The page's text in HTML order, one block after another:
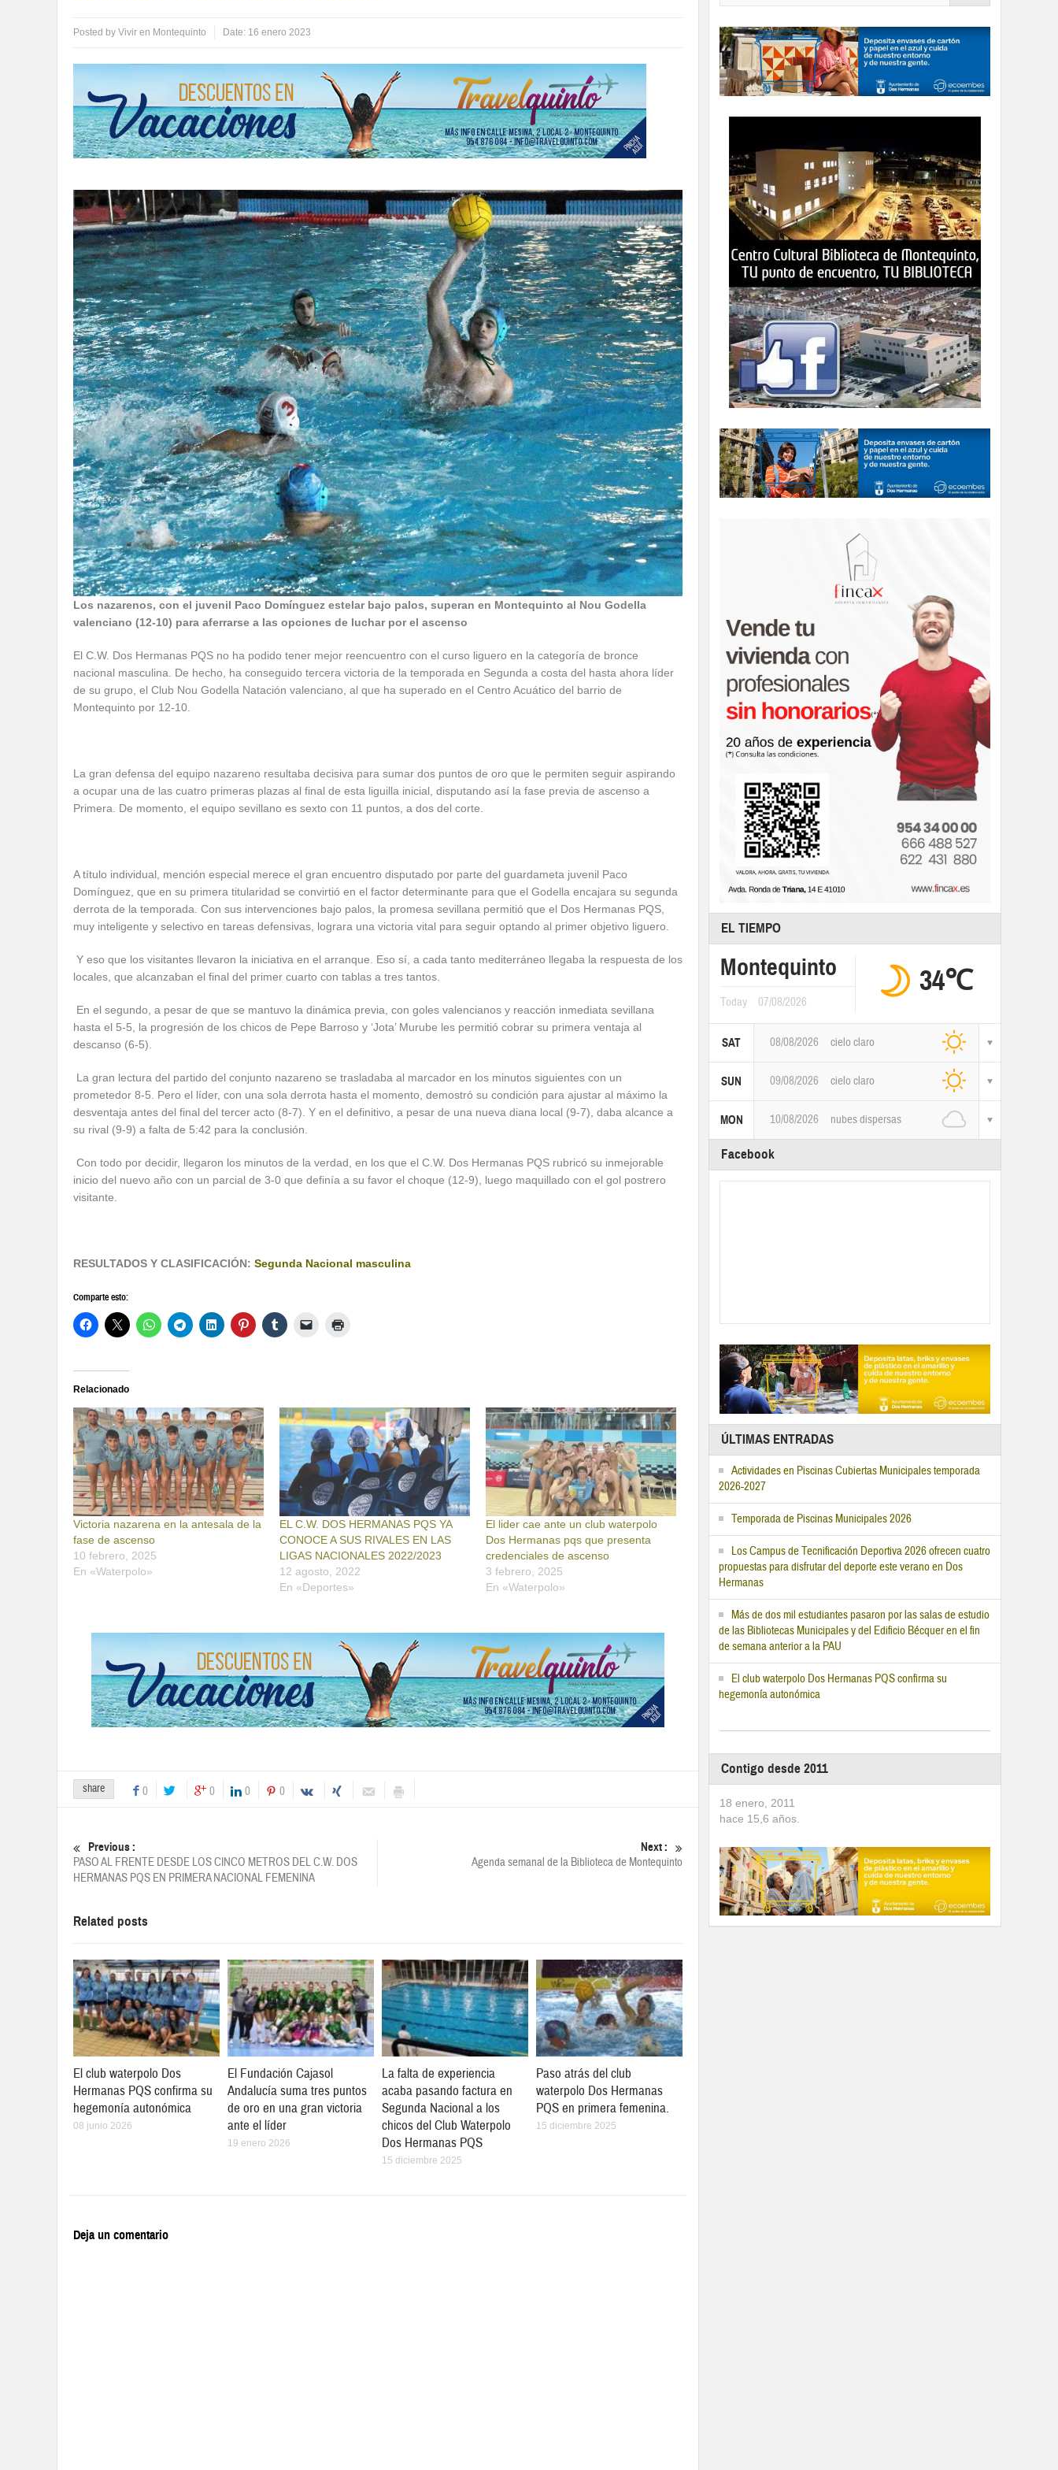
Posted by Vivir en Montequinto Date: 16 enero 2023
Los nazarenos, con el juvenil Paco Domínguez estelar bajo palos, superan en Montequinto al Nou Godella
valenciano (12-10) para aferrarse a las opciones de luchar por el ascenso
El C.W. Dos Hermanas PQS no ha podido tener mejor reencuentro con el curso liguero en la categoría de bronce
nacional masculina. De hecho, ha conseguido tercera victoria de la temporada en Segunda a costa del hasta ahora líder
de su grupo, el Club Nou Godella Natación valenciano, al que ha superado en el Centro Acuático del barrio de
Montequinto por 12-10.
La gran defensa del equipo nazareno resultaba decisiva para sumar dos puntos de oro que le permiten seguir aspirando
a ocupar una de las cuatro primeras plazas al final de esta liguilla inicial, disputando así la fase previa de ascenso a
Primera. De momento, el equipo sevillano es sexto con 11 puntos, a dos del corte.
A título individual, mención especial merece el gran encuentro disputado por parte del guardameta juvenil Paco
Domínguez, que en su primera titularidad se convirtió en el factor determinante para que el Godella encajara su segunda
derrota de la temporada. Con sus intervenciones bajo palos, la promesa sevillana permitió que el Dos Hermanas PQS,
muy inteligente y selectivo en tareas defensivas, lograra una victoria vital para seguir optando al primer objetivo liguero.
Y eso que los visitantes llevaron la iniciativa en el arranque. Eso sí, a cada tanto mediterráneo llegaba la respuesta de los
locales, que alcanzaban el final del primer cuarto con tablas a tres tantos.
En el segundo, a pesar de que se mantuvo la dinámica previa, con goles valencianos y reacción inmediata sevillana
hasta el 5-5, la progresión de los chicos de Pepe Barroso y ‘Jota’ Murube les permitió cobrar su primera ventaja al
descanso (6-5).
La gran lectura del partido del conjunto nazareno se trasladaba al marcador en los minutos siguientes con un
prometedor 8-5. Pero el líder, con una sola derrota hasta el momento, demostró su condición para ajustar al máximo la
desventaja antes del final del tercer acto (8-7). Y en el definitivo, a pesar de una nueva diana local (9-7), daba alcance a
su rival (9-9) a falta de 5:42 para la conclusión.
Con todo por decidir, llegaron los minutos de la verdad, en los que el C.W. Dos Hermanas PQS rubricó su inmejorable
inicio del nuevo año con un parcial de 3-0 que definía a su favor el choque (12-9), luego maquillado con el gol postrero
visitante.
RESULTADOS Y CLASIFICACIÓN: Segunda Nacional masculina
Comparte esto:
Relacionado
Victoria nazarena en la antesala de la
fase de ascenso
10 febrero, 2025
En «Waterpolo»
EL C.W. DOS HERMANAS PQS YA
CONOCE A SUS RIVALES EN LAS
LIGAS NACIONALES 2022/2023
12 agosto, 2022
En «Deportes»
El lider cae ante un club waterpolo
Dos Hermanas pqs que presenta
credenciales de ascenso
3 febrero, 2025
En «Waterpolo»
share 0 0 0 0
Previous :
PASO AL FRENTE DESDE LOS CINCO METROS DEL C.W. DOS
HERMANAS PQS EN PRIMERA NACIONAL FEMENINA
Next :
Agenda semanal de la Biblioteca de Montequinto
Related posts
El club waterpolo Dos
Hermanas PQS confirma su
hegemonía autonómica
08 junio 2026
El Fundación Cajasol
Andalucía suma tres puntos
de oro en una gran victoria
ante el líder
19 enero 2026
La falta de experiencia
acaba pasando factura en
Segunda Nacional a los
chicos del Club Waterpolo
Dos Hermanas PQS
15 diciembre 2025
Paso atrás del club
waterpolo Dos Hermanas
PQS en primera femenina.
15 diciembre 2025
Deja un comentario
EL TIEMPO
Montequinto
Today 07/08/2026
34℃
SAT 08/08/2026 cielo claro
SUN 09/08/2026 cielo claro
MON 10/08/2026 nubes dispersas
Facebook
ÚLTIMAS ENTRADAS
Actividades en Piscinas Cubiertas Municipales temporada
2026-2027
Temporada de Piscinas Municipales 2026
Los Campus de Tecnificación Deportiva 2026 ofrecen cuatro
propuestas para disfrutar del deporte este verano en Dos
Hermanas
Más de dos mil estudiantes pasaron por las salas de estudio
de las Bibliotecas Municipales y del Edificio Bécquer en el fin
de semana anterior a la PAU
El club waterpolo Dos Hermanas PQS confirma su
hegemonía autonómica
Contigo desde 2011
18 enero, 2011
hace 15,6 años.